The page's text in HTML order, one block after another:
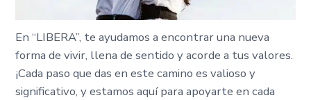
En “LIBERA”, te ayudamos a encontrar una nueva
forma de vivir, llena de sentido y acorde a tus valores.
¡Cada paso que das en este camino es valioso y
significativo, y estamos aquí para apoyarte en cada